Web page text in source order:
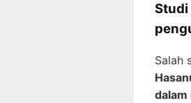
Studi
Salah
dalam